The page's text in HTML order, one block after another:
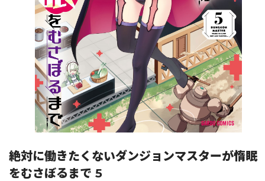
リキューレ コミックパルフェ
コミックエッセイ
閉じる
絶対に働きたくないダンジョンマスターが惰眠
をむさぼるまで 5